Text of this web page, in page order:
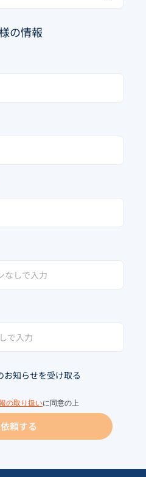
の情報
お知らせを受け取る
の取り扱いに同意の上
頼する